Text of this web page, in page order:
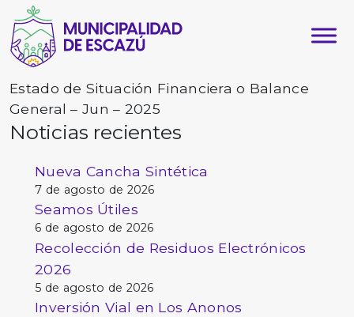
Estado de Situación Financiera o Balance
General – Jun – 2025
Noticias recientes
Nueva Cancha Sintética
7 de agosto de 2026
Seamos Útiles
6 de agosto de 2026
Recolección de Residuos Electrónicos
2026
5 de agosto de 2026
Inversión Vial en Los Anonos